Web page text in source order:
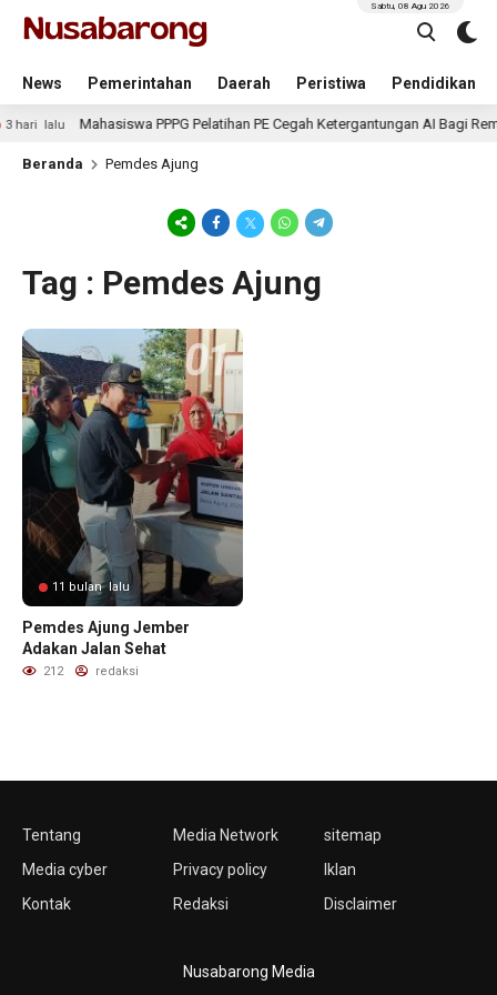
News Pemerintahan Daerah Peristiwa Pendidikan
Sabtu, 08 Agu 2026
hari lalu Mahasiswa PPPG Pelatihan PE Cegah Ketergantungan AI Bagi
Beranda Pemdes Ajung
Tag : Pemdes Ajung
11 bulan lalu
Pemdes Ajung Jember
Adakan Jalan Sehat
212 redaksi
Tentang
Media cyber
Kontak
Media Network
Privacy policy
Redaksi
sitemap
Iklan
Disclaimer
Nusabarong Media